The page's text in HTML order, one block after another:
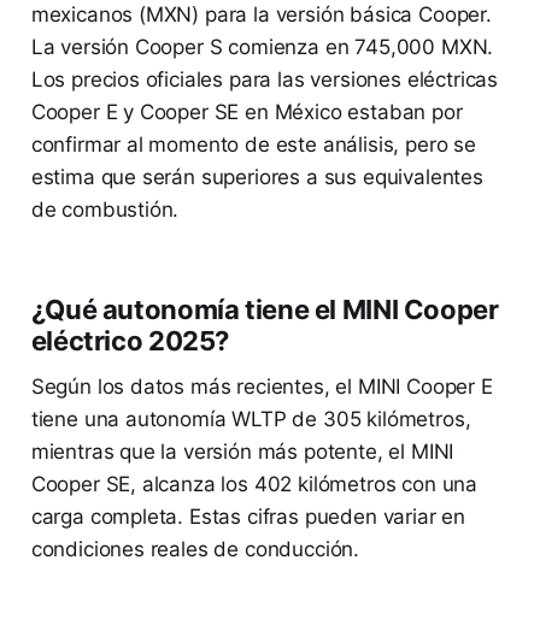
mexicanos (MXN) para la versión básica Cooper.
La versión Cooper S comienza en 745,000 MXN.
Los precios oficiales para las versiones eléctricas
Cooper E y Cooper SE en México estaban por
confirmar al momento de este análisis, pero se
estima que serán superiores a sus equivalentes
de combustión.
¿Qué autonomía tiene el MINI Cooper
eléctrico 2025?
Según los datos más recientes, el MINI Cooper E
tiene una autonomía WLTP de 305 kilómetros,
mientras que la versión más potente, el MINI
Cooper SE, alcanza los 402 kilómetros con una
carga completa. Estas cifras pueden variar en
condiciones reales de conducción.